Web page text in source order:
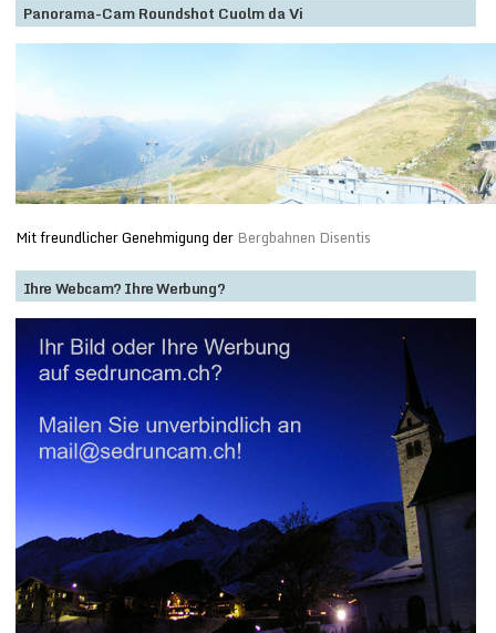
Panorama-Cam Roundshot Cuolm da Vi
Mit freundlicher Genehmigung der Bergbahnen Disentis
Ihre Webcam? Ihre Werbung?